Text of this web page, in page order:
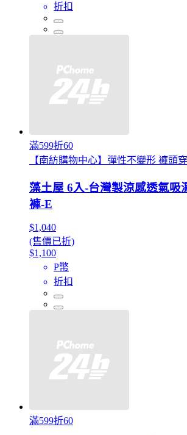
折扣
滿599折60
【南紡購物中心】彈性不變形 褲頭
藻土屋 6入-台灣製涼感透氣吸
褲-E
$1,040
(售價已折)
$1,100
P幣
折扣
滿599折60